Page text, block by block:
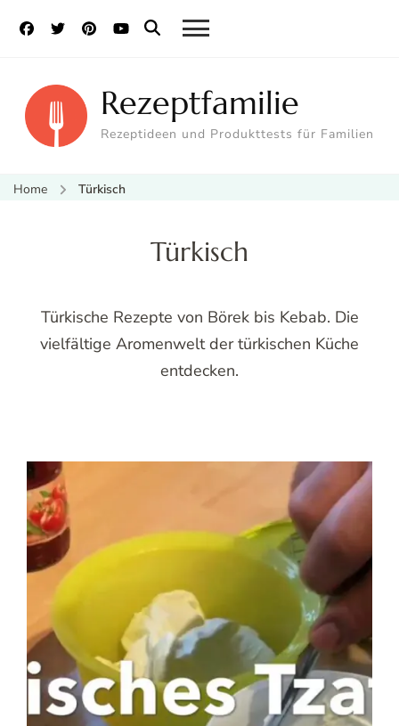
Rezeptfamilie
Rezeptideen und Produkttests für Familien
Home Türkisch
Türkisch
Türkische Rezepte von Börek bis Kebab. Die
vielfältige Aromenwelt der türkischen Küche
entdecken.